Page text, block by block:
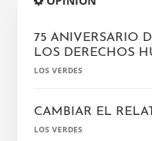
principal
75 ANIVERSARIO
LOS DERECHOS
LOS VERDES
CAMBIAR EL
LOS VERDES